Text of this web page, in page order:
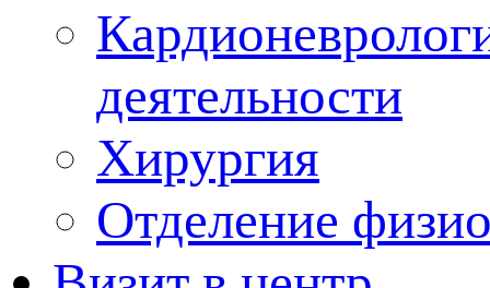
деятельности
Хирургия
Отделение